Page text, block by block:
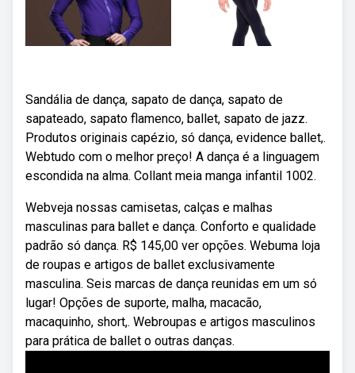
Sandália de dança, sapato de dança, sapato de
sapateado, sapato flamenco, ballet, sapato de jazz.
Produtos originais capézio, só dança, evidence ballet,.
Webtudo com o melhor preço! A dança é a linguagem
escondida na alma. Collant meia manga infantil 1002.
Webveja nossas camisetas, calças e malhas
masculinas para ballet e dança. Conforto e qualidade
padrão só dança. R$ 145,00 ver opções. Webuma loja
de roupas e artigos de ballet exclusivamente
masculina. Seis marcas de dança reunidas em um só
lugar! Opções de suporte, malha, macacão,
macaquinho, short,. Webroupas e artigos masculinos
para prática de ballet o outras danças.